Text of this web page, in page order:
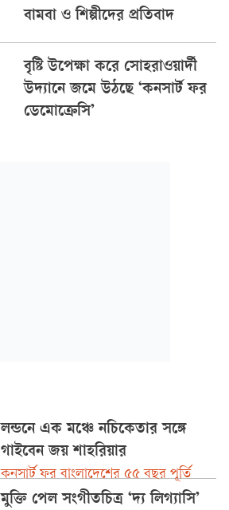
বামবা ও শিল্পীদের প্রতিবাদ
বৃষ্টি উপেক্ষা করে সোহরাওয়ার্দী
উদ্যানে জমে উঠছে ‘কনসার্ট ফর
ডেমোক্রেসি’
লন্ডনে এক মঞ্চে নচিকেতার সঙ্গে
গাইবেন জয় শাহরিয়ার
কনসার্ট ফর বাংলাদেশের ৫৫ বছর পূর্তি
মুক্তি পেল সংগীতচিত্র ‘দ্য লিগ্যাসি’